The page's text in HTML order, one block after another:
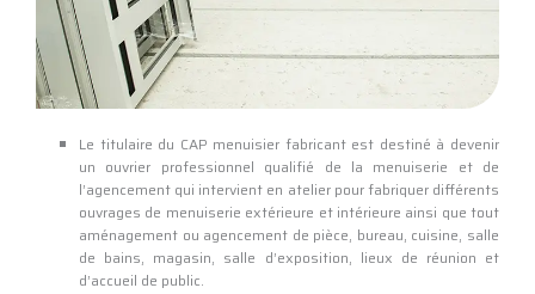
Le titulaire du CAP menuisier fabricant est destiné à devenir
un ouvrier professionnel qualifié de la menuiserie et de
l’agencement qui intervient en atelier pour fabriquer différents
ouvrages de menuiserie extérieure et intérieure ainsi que tout
aménagement ou agencement de pièce, bureau, cuisine, salle
de bains, magasin, salle d’exposition, lieux de réunion et
d’accueil de public.